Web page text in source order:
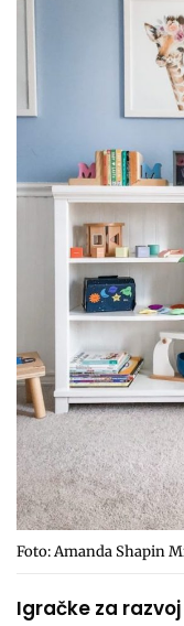
Foto: Amanda Shapin
Igračke za